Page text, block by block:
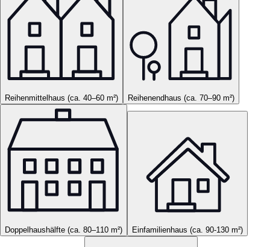
Reihenmittelhaus (ca. 40–60 m²) Reihenendhaus (ca. 70–90 m²)
Doppelhaushälfte (ca. 80–110 m²) Einfamilienhaus (ca. 90-130 m²)